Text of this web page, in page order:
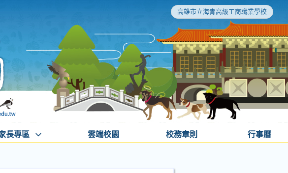
高雄市立海青高級工商職業學校
長專區 雲端校園 校務章則 行事曆